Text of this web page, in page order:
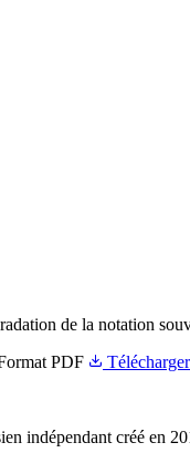
de la notation
PDF Télécharger
indépendant créé en